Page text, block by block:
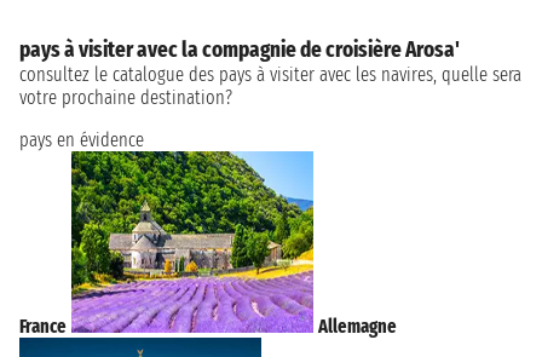
pays à visiter avec la compagnie de croisière Arosa'
consultez le catalogue des pays à visiter avec les navires, quelle sera
votre prochaine destination?
pays en évidence
France Allemagne